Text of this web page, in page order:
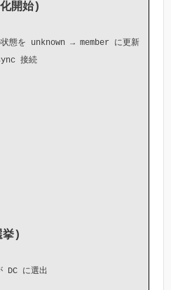
開始)
態を unknown → member に更新
接続
挙)
DC に選出